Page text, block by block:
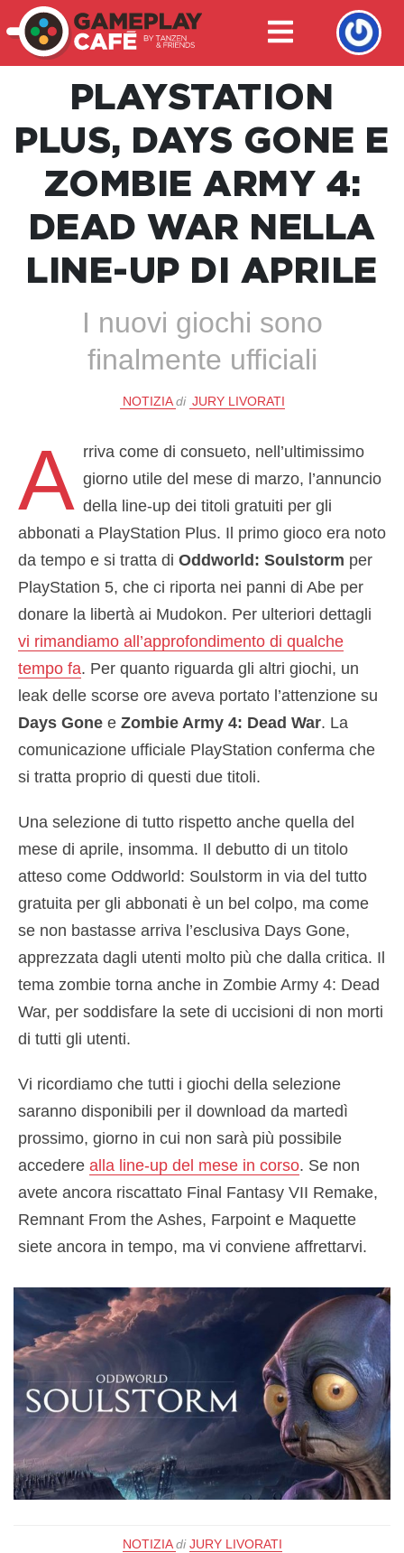
PLAYSTATION
PLUS, DAYS GONE E
ZOMBIE ARMY 4:
DEAD WAR NELLA
LINE-UP DI APRILE
I nuovi giochi sono
finalmente ufficiali
NOTIZIA di JURY LIVORATI
A rriva come di consueto, nell’ultimissimo
giorno utile del mese di marzo, l’annuncio
della line-up dei titoli gratuiti per gli
abbonati a PlayStation Plus. Il primo gioco era noto
da tempo e si tratta di Oddworld: Soulstorm per
PlayStation 5, che ci riporta nei panni di Abe per
donare la libertà ai Mudokon. Per ulteriori dettagli
vi rimandiamo all’approfondimento di qualche
tempo fa. Per quanto riguarda gli altri giochi, un
leak delle scorse ore aveva portato l’attenzione su
Days Gone e Zombie Army 4: Dead War. La
comunicazione ufficiale PlayStation conferma che
si tratta proprio di questi due titoli.
Una selezione di tutto rispetto anche quella del
mese di aprile, insomma. Il debutto di un titolo
atteso come Oddworld: Soulstorm in via del tutto
gratuita per gli abbonati è un bel colpo, ma come
se non bastasse arriva l’esclusiva Days Gone,
apprezzata dagli utenti molto più che dalla critica. Il
tema zombie torna anche in Zombie Army 4: Dead
War, per soddisfare la sete di uccisioni di non morti
di tutti gli utenti.
Vi ricordiamo che tutti i giochi della selezione
saranno disponibili per il download da martedì
prossimo, giorno in cui non sarà più possibile
accedere alla line-up del mese in corso. Se non
avete ancora riscattato Final Fantasy VII Remake,
Remnant From the Ashes, Farpoint e Maquette
siete ancora in tempo, ma vi conviene affrettarvi.
NOTIZIA di JURY LIVORATI